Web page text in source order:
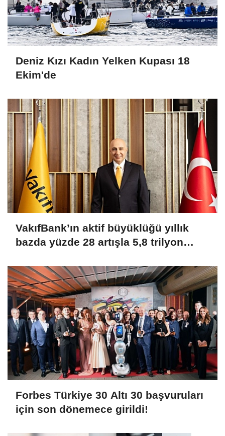
Deniz Kızı Kadın Yelken Kupası 18
Ekim'de
VakıfBank’ın aktif büyüklüğü yıllık
bazda yüzde 28 artışla 5,8 trilyon
Forbes Türkiye 30 Altı 30 başvuruları
için son dönemece girildi!